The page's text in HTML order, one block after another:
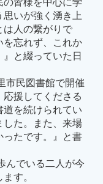
いが強く湧き上
人の繋がりで
忘れず、これか
と綴っていた日
民図書館で開催
援してくださる
を続けられてい
た。また、来場
たです。』と書
でいる二人が今
す。